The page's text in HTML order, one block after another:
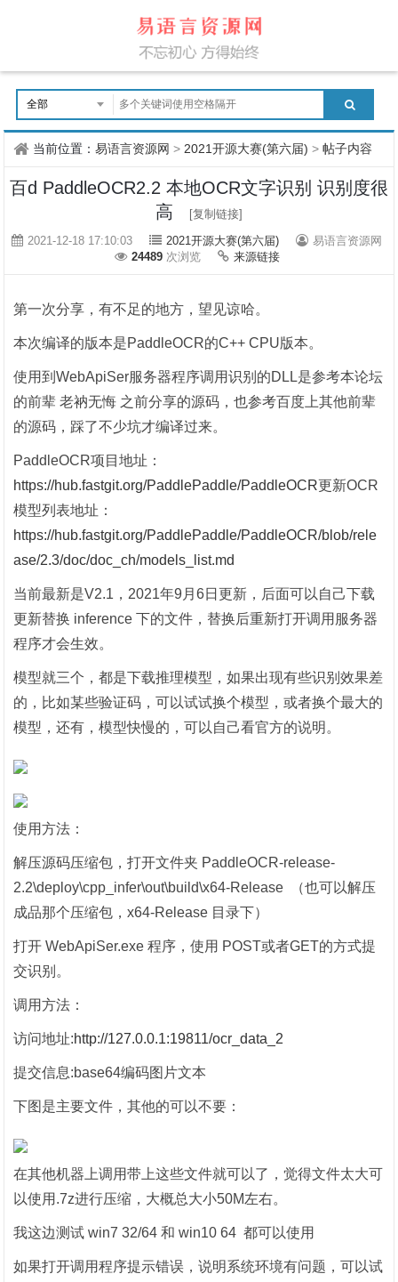
当前位置：易语言资源网 > 2021开源大赛(第六届) >帖子内容
百d PaddleOCR2.2 本地OCR文字识别 识别度很
高
[复制链接]
2021-12-18 17:10:03
2021开源大赛(第六届)
易语言资源网
24489 次浏览 来源链接
第一次分享，有不足的地方，望见谅哈。
本次编译的版本是PaddleOCR的C++ CPU版本。
使用到WebApiSer服务器程序调用识别的DLL是参考本论坛
的前辈 老衲无悔 之前分享的源码，也参考百度上其他前辈
的源码，踩了不少坑才编译过来。
PaddleOCR项目地址：
https://hub.fastgit.org/PaddlePaddle/PaddleOCR更新OCR
模型列表地址：
https://hub.fastgit.org/PaddlePaddle/PaddleOCR/blob/rele
ase/2.3/doc/doc_ch/models_list.md
当前最新是V2.1，2021年9月6日更新，后面可以自己下载
更新替换 inference 下的文件，替换后重新打开调用服务器
程序才会生效。
模型就三个，都是下载推理模型，如果出现有些识别效果差
的，比如某些验证码，可以试试换个模型，或者换个最大的
模型，还有，模型快慢的，可以自己看官方的说明。
使用方法：
解压源码压缩包，打开文件夹 PaddleOCR-release-
2.2\deploy\cpp_infer\out\build\x64-Release （也可以解压
成品那个压缩包，x64-Release 目录下）
打开 WebApiSer.exe 程序，使用 POST或者GET的方式提
交识别。
调用方法：
访问地址:http://127.0.0.1:19811/ocr_data_2
提交信息:base64编码图片文本
下图是主要文件，其他的可以不要：
在其他机器上调用带上这些文件就可以了，觉得文件太大可
以使用.7z进行压缩，大概总大小50M左右。
我这边测试 win7 32/64 和 win10 64 都可以使用
如果打开调用程序提示错误，说明系统环境有问题，可以试